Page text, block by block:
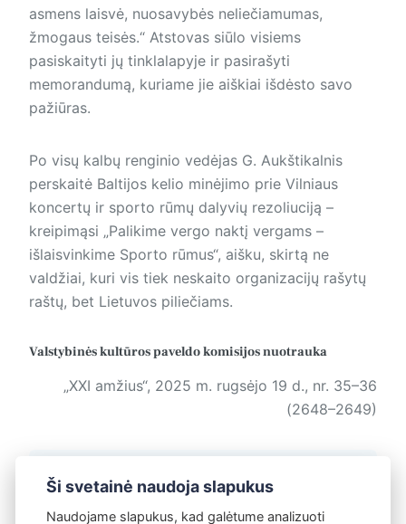
asmens laisvė, nuosavybės neliečiamumas,
žmogaus teisės.“ Atstovas siūlo visiems
pasiskaityti jų tinklalapyje ir pasirašyti
memorandumą, kuriame jie aiškiai išdėsto savo
pažiūras.
Po visų kalbų renginio vedėjas G. Aukštikalnis
perskaitė Baltijos kelio minėjimo prie Vilniaus
koncertų ir sporto rūmų dalyvių rezoliuciją –
kreipimąsi „Palikime vergo naktį vergams –
išlaisvinkime Sporto rūmus“, aišku, skirtą ne
valdžiai, kuri vis tiek neskaito organizacijų rašytų
raštų, bet Lietuvos piliečiams.
Valstybinės kultūros paveldo komisijos nuotrauka
„XXI amžius“, 2025 m. rugsėjo 19 d., nr. 35–36
(2648–2649)
Žymos: Lietuva
Ši svetainė naudoja slapukus
Naudojame slapukus, kad galėtume analizuoti